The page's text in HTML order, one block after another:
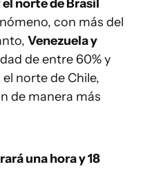
norte de Brasil
con más del
Venezuela y
de entre 60% y
el norte de Chile,
de manera más
una hora y 18